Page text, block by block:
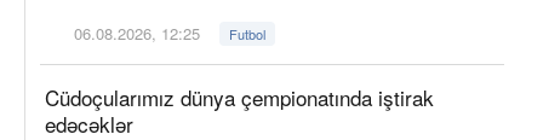
06.08.2026, 12:25 Futbol
Cüdoçularımız dünya çempionatında iştirak
edəcəklər